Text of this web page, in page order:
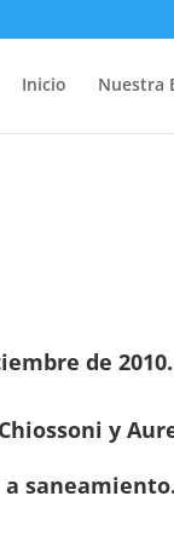
Inicio Nuestra
de 2010.
y
a saneamiento.